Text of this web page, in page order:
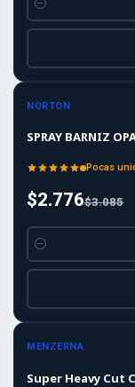
Cantidad
-10%OFF
NORTON
SPRAY BARNIZ
Pocas
$2.776$3.085
Cantidad
MENZERNA
Super Heavy Cut